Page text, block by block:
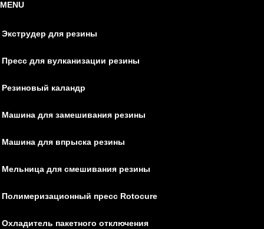
MENU
Экструдер для резины
Пресс для вулканизации резины
Резиновый каландр
Машина для замешивания резины
Машина для впрыска резины
Мельница для смешивания резины
Полимеризационный пресс Rotocure
Охладитель пакетного отключения